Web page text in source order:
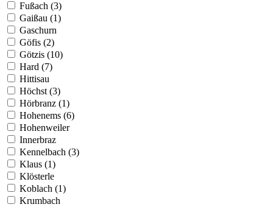
Fußach (3)
Gaißau (1)
Gaschurn
Göfis (2)
Götzis (10)
Hard (7)
Hittisau
Höchst (3)
Hörbranz (1)
Hohenems (6)
Hohenweiler
Innerbraz
Kennelbach (3)
Klaus (1)
Klösterle
Koblach (1)
Krumbach